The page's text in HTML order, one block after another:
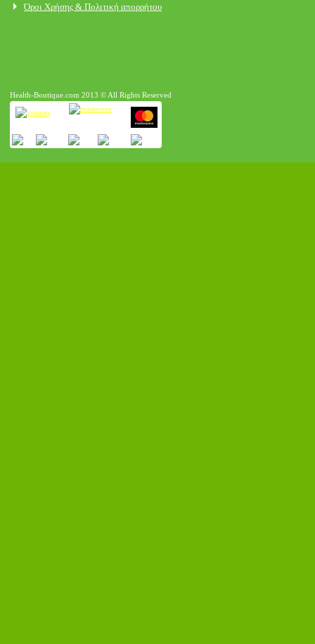
Όροι Χρήσης & Πολιτική απορρήτου
Health-Boutique.com 2013 © All Rights Reserved